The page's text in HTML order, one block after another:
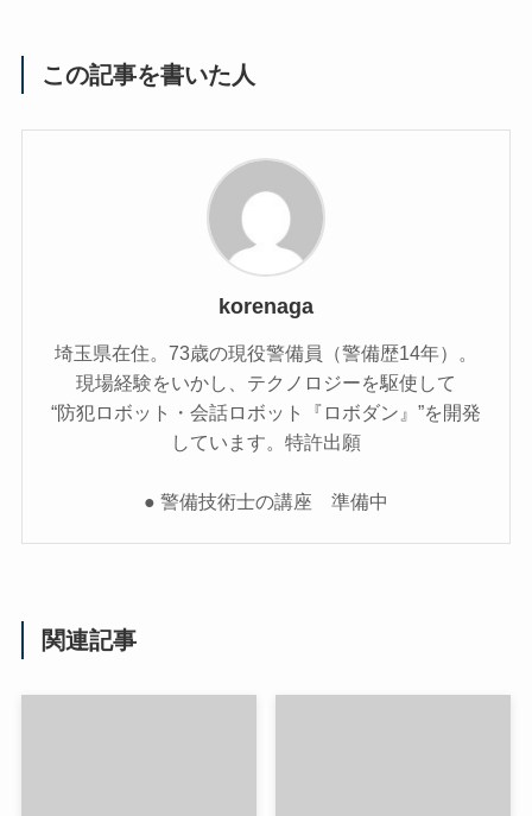
この記事を書いた人
korenaga
埼玉県在住。73歳の現役警備員（警備歴14年）。
現場経験をいかし、テクノロジーを駆使して
“防犯ロボット・会話ロボット『ロボダン』”を開発
しています。特許出願
● 警備技術士の講座 準備中
関連記事